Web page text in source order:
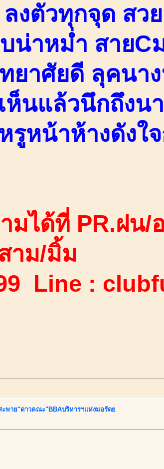
ลงตัวทุกจุด สว
น่าหม่ำ สายC
ยาศัยดี ลุคนา
ห็นแล้วนึกถึงน
หน้าห้างดังใ
มได้ที่ PR.ฝน/
าม/มิ้ม
Line :
ะพาย"ดาวคณะ"BBAบริหารฯแห่งมอรัดย